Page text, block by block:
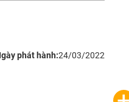
phát hành:24/03/2022